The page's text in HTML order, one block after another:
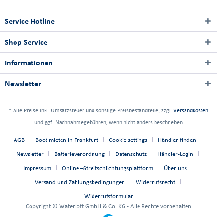
Service Hotline
Shop Service
Informationen
Newsletter
* Alle Preise inkl. Umsatzsteuer und sonstige Preisbestandteile; zzgl. Versandkosten
und ggf. Nachnahmegebühren, wenn nicht anders beschrieben
AGB Boot mieten in Frankfurt Cookie settings Händler finden
Newsletter Batterieverordnung Datenschutz Händler-Login
Impressum Online –Streitschlichtungsplattform Über uns
Versand und Zahlungsbedingungen Widerrufsrecht
Widerrufsformular
Copyright © Waterloft GmbH & Co. KG - Alle Rechte vorbehalten